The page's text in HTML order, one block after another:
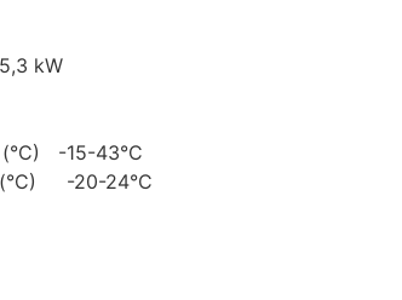
kW
-15-43°C
(°C) -20-24°C